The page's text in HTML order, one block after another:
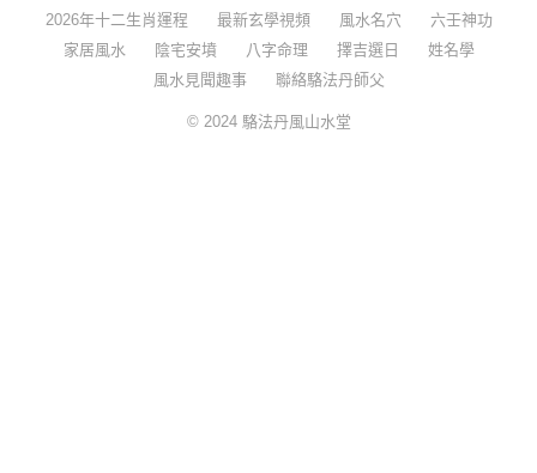
2026年十二生肖運程
最新玄學視頻 風水名穴
六壬神功
家居風水
陰宅安墳 八字命理 擇吉選日
姓名學
風水見聞趣事
聯絡駱法丹師父
© 2024 駱法丹風山水堂